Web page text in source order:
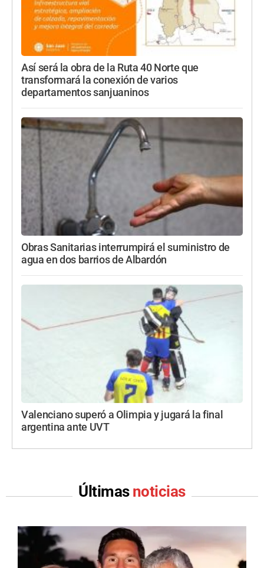
Así será la obra de la Ruta 40 Norte que
transformará la conexión de varios
departamentos sanjuaninos
Obras Sanitarias interrumpirá el suministro de
agua en dos barrios de Albardón
Valenciano superó a Olimpia y jugará la final
argentina ante UVT
Últimas noticias